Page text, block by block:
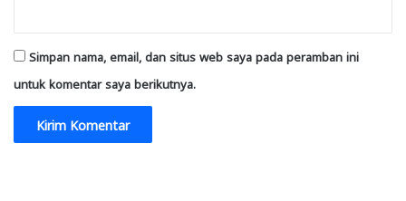
Simpan nama, email, dan situs web saya pada peramban ini
untuk komentar saya berikutnya.